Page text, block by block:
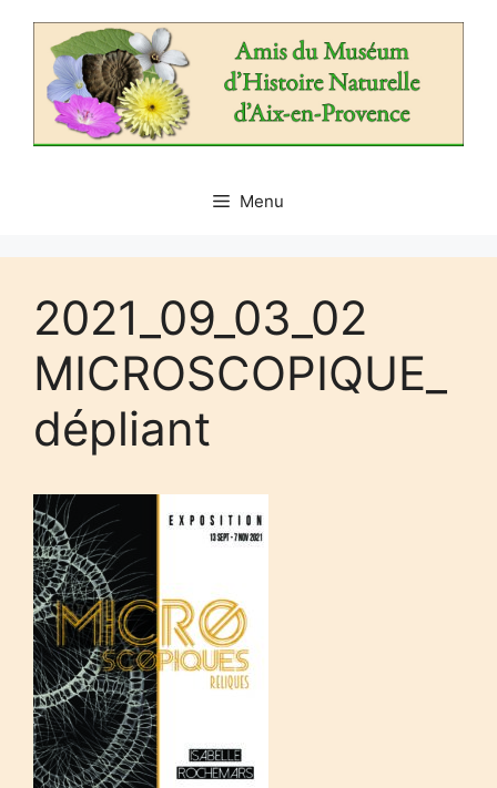
contenu
Menu
2021_09_03_02
MICROSCOPIQUE_
dépliant